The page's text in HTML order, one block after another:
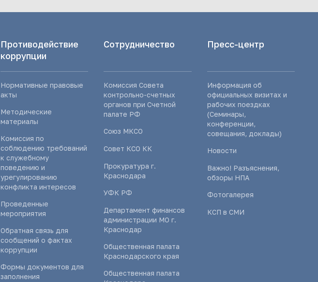
Противодействие
коррупции
Нормативные правовые
акты
Методические
материалы
Комиссия по
соблюдению требований
к служебному
поведению и
урегулированию
конфликта интересов
Проведенные
мероприятия
Обратная связь для
сообщений о фактах
коррупции
Формы документов для
заполнения
Сотрудничество
Комиссия Совета
контрольно-счетных
органов при Счетной
палате РФ
Союз МКСО
Совет КСО КК
Прокуратура г.
Краснодара
УФК РФ
Департамент финансов
администрации МО г.
Краснодар
Общественная палата
Краснодарского края
Общественная палата
Пресс-центр
Информация об
официальных визитах и
рабочих поездках
(Семинары,
конференции,
совещания, доклады)
Новости
Важно! Разъяснения,
обзоры НПА
Фотогалерея
КСП в СМИ